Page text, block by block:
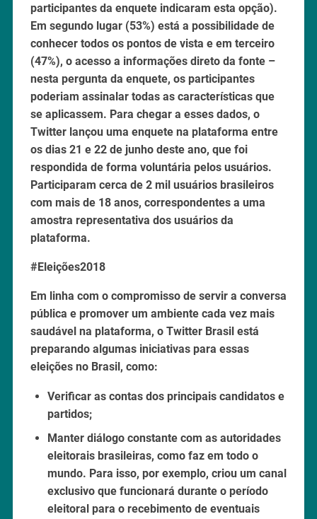
participantes da enquete indicaram esta opção).
Em segundo lugar (53%) está a possibilidade de
conhecer todos os pontos de vista e em terceiro
(47%), o acesso a informações direto da fonte –
nesta pergunta da enquete, os participantes
poderiam assinalar todas as características que
se aplicassem. Para chegar a esses dados, o
Twitter lançou uma enquete na plataforma entre
os dias 21 e 22 de junho deste ano, que foi
respondida de forma voluntária pelos usuários.
Participaram cerca de 2 mil usuários brasileiros
com mais de 18 anos, correspondentes a uma
amostra representativa dos usuários da
plataforma.
#Eleições2018
Em linha com o compromisso de servir a conversa
pública e promover um ambiente cada vez mais
saudável na plataforma, o Twitter Brasil está
preparando algumas iniciativas para essas
eleições no Brasil, como:
Verificar as contas dos principais candidatos e
partidos;
Manter diálogo constante com as autoridades
eleitorais brasileiras, como faz em todo o
mundo. Para isso, por exemplo, criou um canal
exclusivo que funcionará durante o período
eleitoral para o recebimento de eventuais